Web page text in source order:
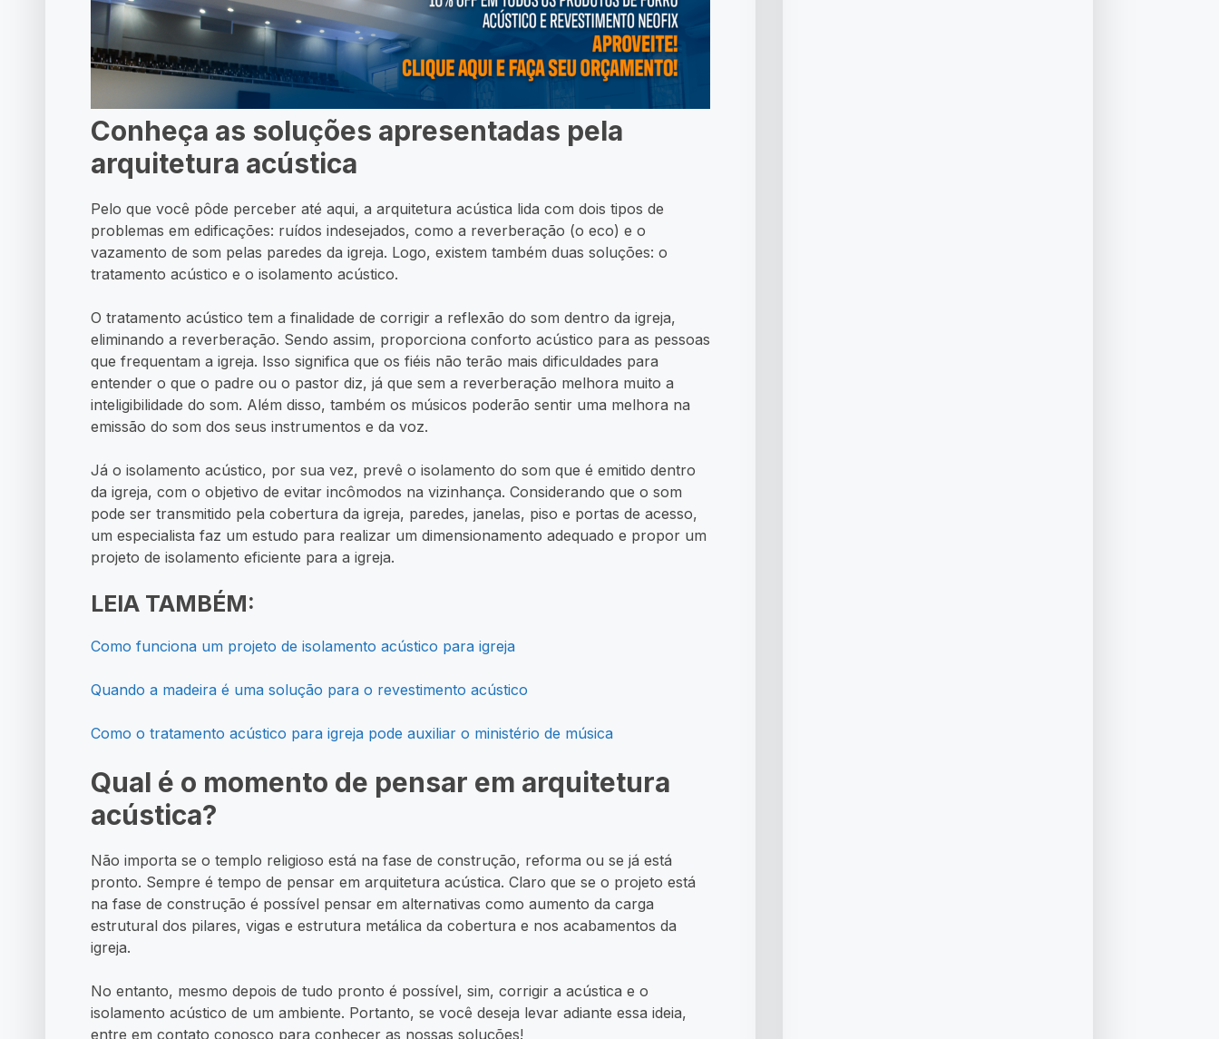
Conheça as soluções apresentadas pela
arquitetura acústica
Pelo que você pôde perceber até aqui, a arquitetura acústica lida com dois tipos de
problemas em edificações: ruídos indesejados, como a reverberação (o eco) e o
vazamento de som pelas paredes da igreja. Logo, existem também duas soluções: o
tratamento acústico e o isolamento acústico.
O tratamento acústico tem a finalidade de corrigir a reflexão do som dentro da igreja,
eliminando a reverberação. Sendo assim, proporciona conforto acústico para as pessoas
que frequentam a igreja. Isso significa que os fiéis não terão mais dificuldades para
entender o que o padre ou o pastor diz, já que sem a reverberação melhora muito a
inteligibilidade do som. Além disso, também os músicos poderão sentir uma melhora na
emissão do som dos seus instrumentos e da voz.
Já o isolamento acústico, por sua vez, prevê o isolamento do som que é emitido dentro
da igreja, com o objetivo de evitar incômodos na vizinhança. Considerando que o som
pode ser transmitido pela cobertura da igreja, paredes, janelas, piso e portas de acesso,
um especialista faz um estudo para realizar um dimensionamento adequado e propor um
projeto de isolamento eficiente para a igreja.
LEIA TAMBÉM:
Como funciona um projeto de isolamento acústico para igreja
Quando a madeira é uma solução para o revestimento acústico
Como o tratamento acústico para igreja pode auxiliar o ministério de música
Qual é o momento de pensar em arquitetura
acústica?
Não importa se o templo religioso está na fase de construção, reforma ou se já está
pronto. Sempre é tempo de pensar em arquitetura acústica. Claro que se o projeto está
na fase de construção é possível pensar em alternativas como aumento da carga
estrutural dos pilares, vigas e estrutura metálica da cobertura e nos acabamentos da
igreja.
No entanto, mesmo depois de tudo pronto é possível, sim, corrigir a acústica e o
isolamento acústico de um ambiente. Portanto, se você deseja levar adiante essa ideia,
entre em contato conosco para conhecer as nossas soluções!